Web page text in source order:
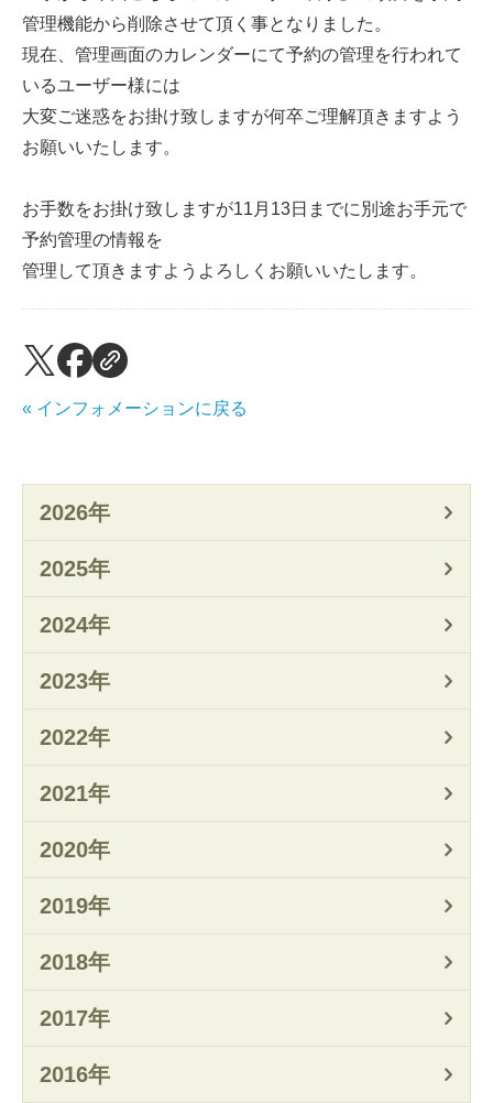
管理機能から削除させて頂く事となりました。
現在、管理画面のカレンダーにて予約の管理を行われて
いるユーザー様には
大変ご迷惑をお掛け致しますが何卒ご理解頂きますよう
お願いいたします。
お手数をお掛け致しますが11月13日までに別途お手元で
予約管理の情報を
管理して頂きますようよろしくお願いいたします。
« インフォメーションに戻る
2026年
2025年
2024年
2023年
2022年
2021年
2020年
2019年
2018年
2017年
2016年